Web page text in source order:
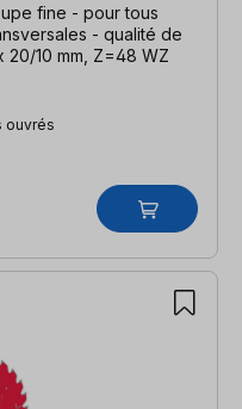
fine - pour tous
- qualité de
20/10 mm, Z=48 WZ
ouvrés